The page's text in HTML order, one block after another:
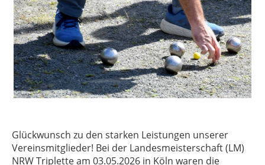
Glückwunsch zu den starken Leistungen unserer
Vereinsmitglieder! Bei der Landesmeisterschaft (LM)
NRW Triplette am 03.05.2026 in Köln waren die